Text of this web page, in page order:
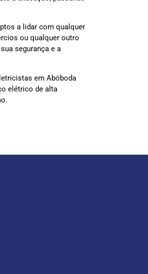
a lidar com qualquer
ou qualquer outro
segurança e a
em Abóboda
elétrico de alta